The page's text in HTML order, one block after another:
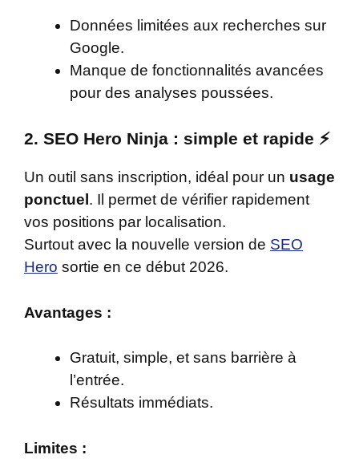
Données limitées aux recherches sur
Google.
Manque de fonctionnalités avancées
pour des analyses poussées.
2. SEO Hero Ninja : simple et rapide ⚡
Un outil sans inscription, idéal pour un usage
ponctuel . Il permet de vérifier rapidement
vos positions par localisation.
Surtout avec la nouvelle version de SEO
Hero sortie en ce début 2026.
Avantages :
Gratuit, simple, et sans barrière à
l’entrée.
Résultats immédiats.
Limites :